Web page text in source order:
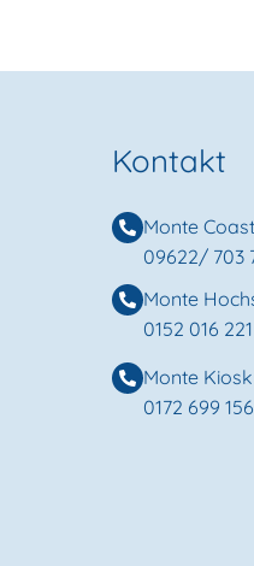
Kontakt
Monte
09622/ 703
Monte
0152 016
Monte Kiosk
0172 699